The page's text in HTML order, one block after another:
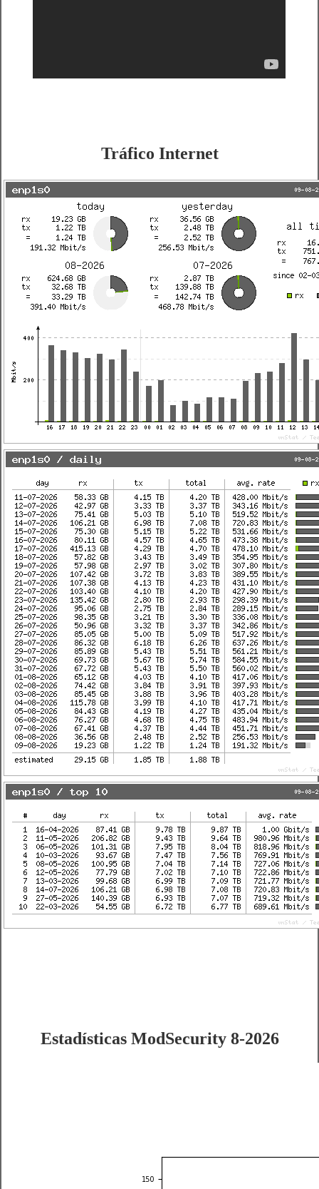
Tráfico Internet
Estadísticas ModSecurity 8-2026